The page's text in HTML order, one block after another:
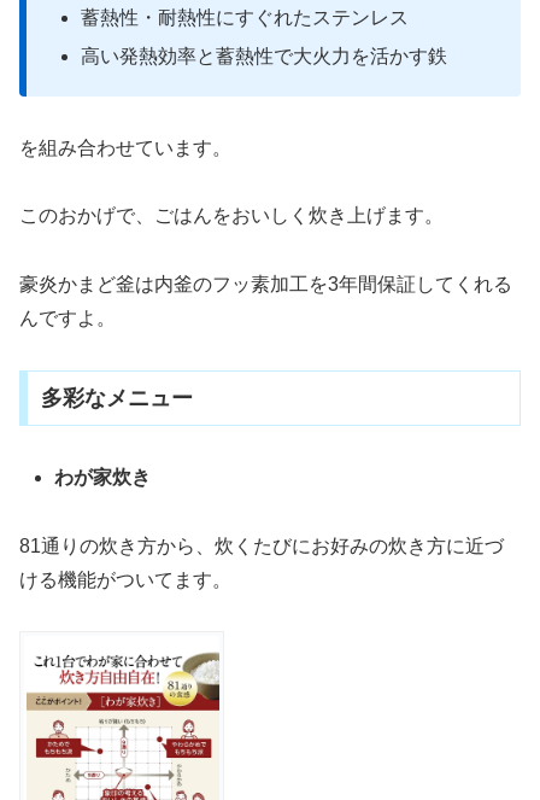
蓄熱性・耐熱性にすぐれたステンレス
高い発熱効率と蓄熱性で大火力を活かす鉄
を組み合わせています。
このおかげで、ごはんをおいしく炊き上げます。
豪炎かまど釜は内釜のフッ素加工を3年間保証してくれる
んですよ。
多彩なメニュー
わが家炊き
81通りの炊き方から、炊くたびにお好みの炊き方に近づ
ける機能がついてます。